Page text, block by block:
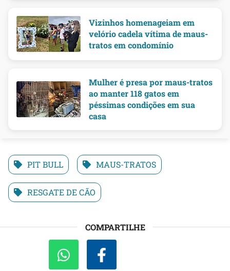
Vizinhos homenageiam em
velório cadela vítima de maus-
tratos em condomínio
Mulher é presa por maus-tratos
ao manter 118 gatos em
péssimas condições em sua
casa
PIT BULL MAUS-TRATOS
RESGATE DE CÃO
COMPARTILHE